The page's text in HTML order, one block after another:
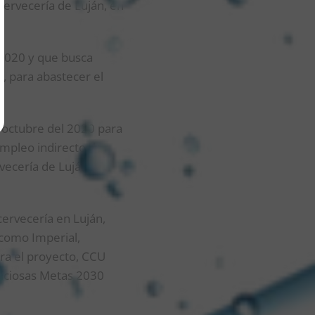
de Luján, en
y que busca
para abastecer el
del 2020 para
indirecto de
de Luján
en Luján,
Imperial,
el proyecto, CCU
Metas 2030